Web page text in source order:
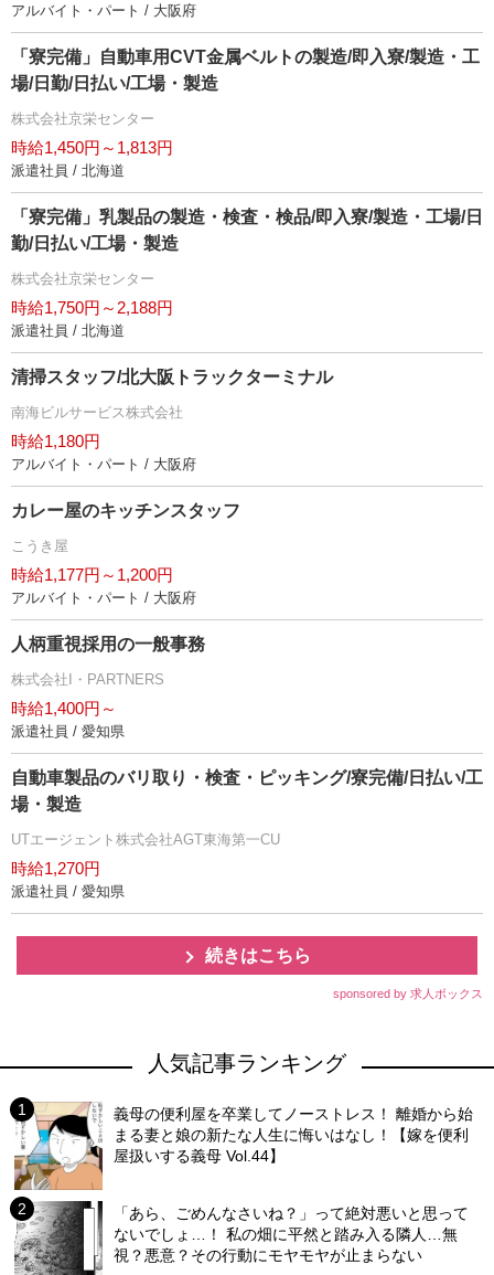
アルバイト・パート / 大阪府
「寮完備」自動車用CVT金属ベルトの製造/即入寮/製造・工
場/日勤/日払い/工場・製造
株式会社京栄センター
時給1,450円～1,813円
派遣社員 / 北海道
「寮完備」乳製品の製造・検査・検品/即入寮/製造・工場/日
勤/日払い/工場・製造
株式会社京栄センター
時給1,750円～2,188円
派遣社員 / 北海道
清掃スタッフ/北大阪トラックターミナル
南海ビルサービス株式会社
時給1,180円
アルバイト・パート / 大阪府
カレー屋のキッチンスタッフ
こうき屋
時給1,177円～1,200円
アルバイト・パート / 大阪府
人柄重視採用の一般事務
株式会社I・PARTNERS
時給1,400円～
派遣社員 / 愛知県
自動車製品のバリ取り・検査・ピッキング/寮完備/日払い/工
場・製造
UTエージェント株式会社AGT東海第一CU
時給1,270円
派遣社員 / 愛知県
続きはこちら
sponsored by 求人ボックス
人気記事ランキング
義母の便利屋を卒業してノーストレス！ 離婚から始
まる妻と娘の新たな人生に悔いはなし！【嫁を便利
屋扱いする義母 Vol.44】
「あら、ごめんなさいね？」って絶対悪いと思って
ないでしょ…！ 私の畑に平然と踏み入る隣人…無
視？悪意？その行動にモヤモヤが止まらない